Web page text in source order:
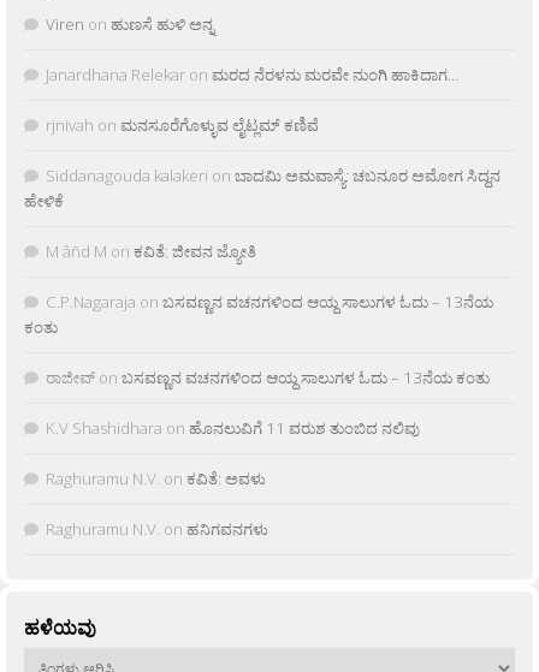
Viren on ಹುಣಸೆ ಹುಳಿ ಅನ್ನ
Janardhana Relekar on ಮರದ ನೆರಳನು ಮರವೇ ನುಂಗಿ ಹಾಕಿದಾಗ…
rjnivah on ಮನಸೂರೆಗೊಳ್ಳುವ ಲೈಟ್ಲಮ್ ಕಣಿವೆ
Siddanagouda kalakeri on ಬಾದಮಿ ಅಮವಾಸ್ಯೆ: ಚಬನೂರ ಅಮೋಗ ಸಿದ್ದನ
ಹೇಳಿಕೆ
M âñd M on ಕವಿತೆ: ಜೀವನ ಜ್ಯೋತಿ
C.P.Nagaraja on ಬಸವಣ್ಣನ ವಚನಗಳಿಂದ ಆಯ್ದ ಸಾಲುಗಳ ಓದು – 13ನೆಯ
ಕಂತು
ರಾಜೀವ್ on ಬಸವಣ್ಣನ ವಚನಗಳಿಂದ ಆಯ್ದ ಸಾಲುಗಳ ಓದು – 13ನೆಯ ಕಂತು
K.V Shashidhara on ಹೊನಲುವಿಗೆ 11 ವರುಶ ತುಂಬಿದ ನಲಿವು
Raghuramu N.V. on ಕವಿತೆ: ಅವಳು
Raghuramu N.V. on ಹನಿಗವನಗಳು
ಹಳೆಯವು
ಹಳೆಯವು